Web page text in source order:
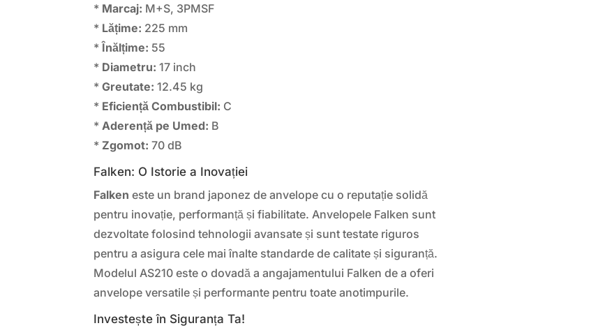
* Marcaj: M+S, 3PMSF
* Lățime: 225 mm
*Înălțime: 55
* Diametru: 17 inch
*Greutate: 12.45 kg
* Eficiență Combustibil: C
* Aderență pe Umed: B
* Zgomot: 70 dB
Falken: O Istorie a Inovației
Falken este un brand japonez de anvelope cu o reputație solidă
pentru inovație, performanță și fiabilitate. Anvelopele Falken sunt
dezvoltate folosind tehnologii avansate și sunt testate riguros
pentru a asigura cele mai înalte standarde de calitate și siguranță.
Modelul AS210 este o dovadă a angajamentului Falken de a oferi
anvelope versatile și performante pentru toate anotimpurile.
Investește în Siguranța Ta!